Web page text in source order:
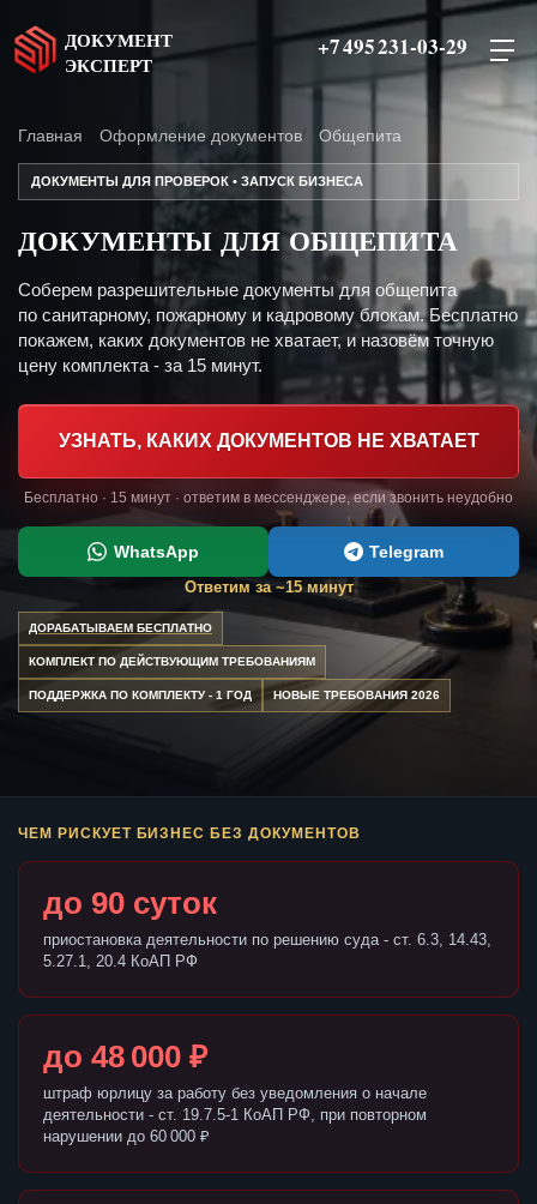
ДОКУМЕНТ
ЭКСПЕРТ
+7 495 231-03-29
Главная Оформление документов Общепита
ДОКУМЕНТЫ ДЛЯ ПРОВЕРОК • ЗАПУСК БИЗНЕСА
ДОКУМЕНТЫ ДЛЯ ОБЩЕПИТА
Соберем разрешительные документы для общепита
по санитарному, пожарному и кадровому блокам. Бесплатно
покажем, каких документов не хватает, и назовём точную
цену комплекта - за 15 минут.
УЗНАТЬ, КАКИХ ДОКУМЕНТОВ НЕ ХВАТАЕТ
Бесплатно · 15 минут · ответим в мессенджере, если звонить неудобно
WhatsApp Telegram
Ответим за ~15 минут
ДОРАБАТЫВАЕМ БЕСПЛАТНО
КОМПЛЕКТ ПО ДЕЙСТВУЮЩИМ ТРЕБОВАНИЯМ
ПОДДЕРЖКА ПО КОМПЛЕКТУ - 1 ГОД НОВЫЕ ТРЕБОВАНИЯ 2026
ЧЕМ РИСКУЕТ БИЗНЕС БЕЗ ДОКУМЕНТОВ
до 90 суток
приостановка деятельности по решению суда - ст. 6.3, 14.43,
5.27.1, 20.4 КоАП РФ
до 48 000 ₽
штраф юрлицу за работу без уведомления о начале
деятельности - ст. 19.7.5-1 КоАП РФ, при повторном
нарушении до 60 000 ₽